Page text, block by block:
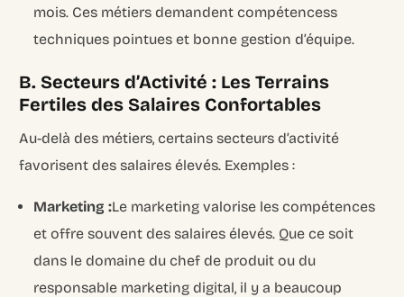
mois. Ces métiers demandent compétencess
techniques pointues et bonne gestion d’équipe.
B. Secteurs d’Activité : Les Terrains
Fertiles des Salaires Confortables
Au-delà des métiers, certains secteurs d’activité
favorisent des salaires élevés. Exemples :
Marketing :Le marketing valorise les compétences
et offre souvent des salaires élevés. Que ce soit
dans le domaine du chef de produit ou du
responsable marketing digital, il y a beaucoup